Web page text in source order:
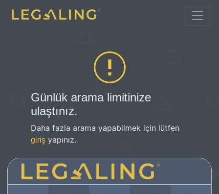
Günlük arama limitinize
ulaştınız.
Daha fazla arama yapabilmek için lütfen
giriş yapınız.